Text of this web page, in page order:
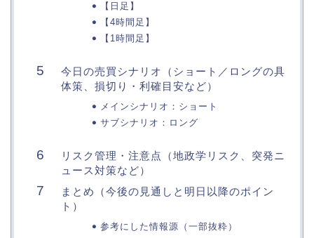
【日足】
【4時間足】
【1時間足】
今日の売買シナリオ（ショート／ロングの具
体策、損切り・利確目安など）
メインシナリオ：ショート
サブシナリオ：ロング
リスク管理・注意点（地政学リスク、突発ニ
ュース対策など）
まとめ（今後の見通しと明日以降のポイン
ト）
参考にした情報源（一部抜粋）